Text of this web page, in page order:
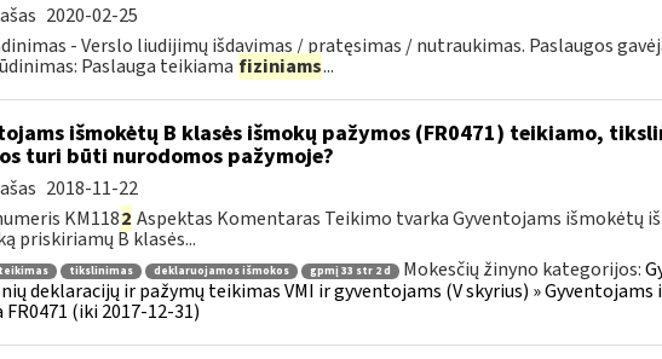
2020-02-25
- Verslo liudijimų išdavimas / pratęsimas / nutraukimas. Paslaugos
Paslauga teikiama fiziniams...
išmokėtų B klasės išmokų pažymos (FR0471) teikiamo,
turi būti nurodomos pažymoje?
2018-11-22
KM1182 Aspektas Komentaras Teikimo tvarka Gyventojams išmokėtų
priskiriamų B klasės...
tikslinimas deklaruojamos išmokos gpmį 33 str 2 d Mokesčių žinyno kategorijos:
deklaracijų ir pažymų teikimas VMI ir gyventojams (V skyrius) » Gyventojams
(iki 2017-12-31)